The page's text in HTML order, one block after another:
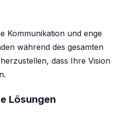
Kommunikation und enge
während des gesamten
dass Ihre Vision
Lösungen